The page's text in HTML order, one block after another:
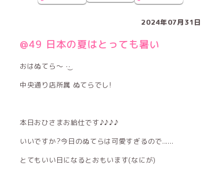
2024年07月31日
@49 日本の夏はとっても暑い
おはぬてら～‪ ·͜·
中央通り店所属 ぬてらでし!
本日おひさまお給仕です♪♪♪♪
いいですか?今日のぬてらは可愛すぎるので......
とてもいい日になるとおもいます(なにが)